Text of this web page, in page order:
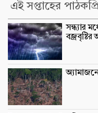
এই সপ্তাহের
সন্ধ্যার